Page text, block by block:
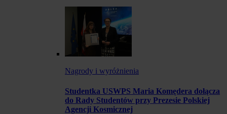
Nagrody i wyróżnienia
Studentka USWPS Maria Komędera dołącza
do Rady Studentów przy Prezesie Polskiej
Agencji Kosmicznej